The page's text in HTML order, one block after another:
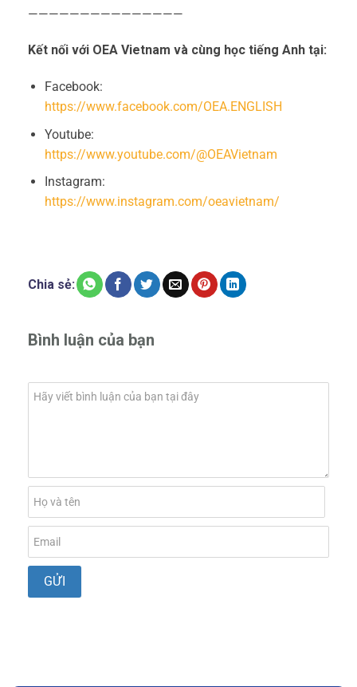
———————————————
Kết nối với OEA Vietnam và cùng học tiếng Anh tại:
Facebook:
https://www.facebook.com/OEA.ENGLISH
Youtube:
https://www.youtube.com/@OEAVietnam
Instagram:
https://www.instagram.com/oeavietnam/
Chia sẻ:
Bình luận của bạn